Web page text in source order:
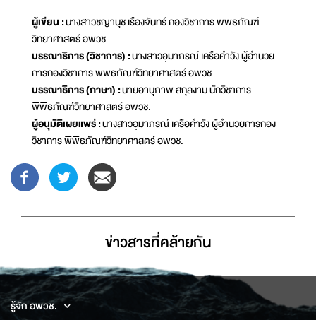
ผู้เขียน :นางสาวชญานุช เรืองจันทร์ กองวิชาการ พิพิธภัณฑ์
วิทยาศาสตร์ อพวช.
บรรณาธิการ (วิชาการ) :นางสาวอุมาภรณ์ เครือคำวัง ผู้อำนวย
การกองวิชาการ พิพิธภัณฑ์วิทยาศาสตร์ อพวช.
บรรณาธิการ (ภาษา) :นายอานุภาพ สกุลงาม นักวิชาการ
พิพิธภัณฑ์วิทยาศาสตร์ อพวช.
ผู้อนุมัติเผยแพร่ :นางสาวอุมาภรณ์ เครือคำวัง ผู้อำนวยการกอง
วิชาการ พิพิธภัณฑ์วิทยาศาสตร์ อพวช.
ข่าวสารที่่คล้ายกัน
รู้จัก อพวช.